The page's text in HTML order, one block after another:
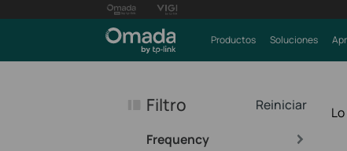
Productos Soluciones
Reiniciar
Filtro
Frequency